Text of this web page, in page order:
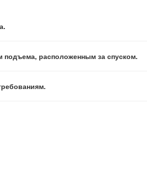
подъема, расположенным за спуском.